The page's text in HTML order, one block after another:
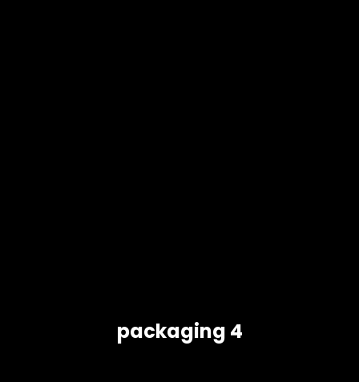
packaging 4